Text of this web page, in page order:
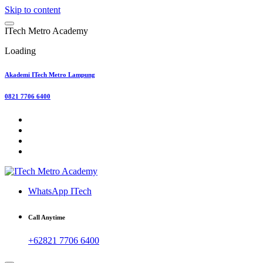
Skip to content
ITech Metro Academy
Loading
Akademi ITech Metro Lampung
0821 7706 6400
WhatsApp ITech
Call Anytime
+62821 7706 6400